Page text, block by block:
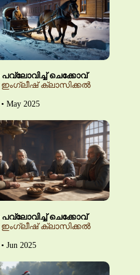
ചെക്കോവ്
ഇംഗ്ലീഷ് ക്ലാസിക്കൽ
May 2025
ചെക്കോവ്
ഇംഗ്ലീഷ് ക്ലാസിക്കൽ
Jun 2025